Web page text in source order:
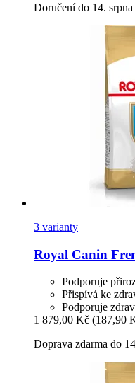
Doručení do 14. srpna
3 varianty
Royal Canin
Podporuje
Přispívá ke
Podporuje
1 879,00 Kč (187,90
Doprava zdarma do